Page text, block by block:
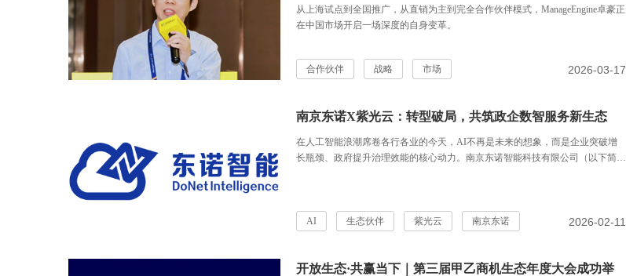
从上海试点到全国推广，从直销为主到完全合作伙伴模式，ManageEngine卓豪正
在中国市场开启一场深度的自身变革。
合作伙伴 战略 市场 2026-03-17
南京东诺X紫光云：转型破局，共筑政企数智服务新生态
在人工智能浪潮席卷各行各业的今天，AI不再是未来的想象，而是企业突破增
长瓶颈、政府提升治理效能的核心动力。南京东诺智能科技有限公司（以下简
紫光云携手，过去一年打造了一系列标杆客户的落地实践案例，共同为政企客户
AI 生态伙伴 紫光云 南京东诺 2026-02-11
开放生态·共赢当下｜第三届甲乙商机生态年度大会成功举